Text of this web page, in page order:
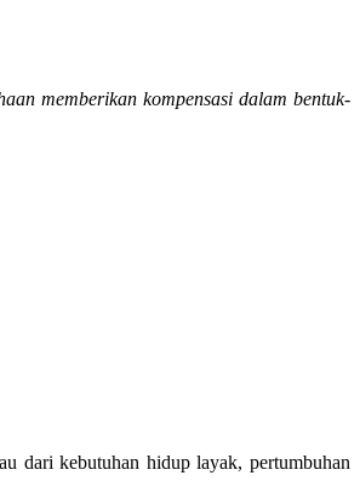
memberikan kompensasi dalam bentuk-
dari kebutuhan hidup layak, pertumbuhan